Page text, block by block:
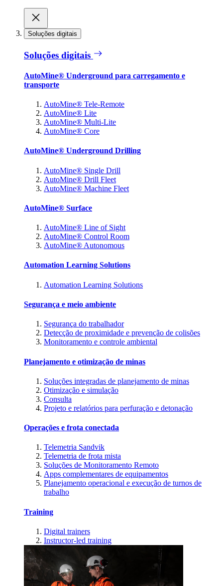
Soluções digitais
Soluções digitais
AutoMine® Underground para carregamento e
transporte
AutoMine® Tele-Remote
AutoMine® Lite
AutoMine® Multi-Lite
AutoMine® Core
AutoMine® Underground Drilling
AutoMine® Single Drill
AutoMine® Drill Fleet
AutoMine® Machine Fleet
AutoMine® Surface
AutoMine® Line of Sight
AutoMine® Control Room
AutoMine® Autonomous
Automation Learning Solutions
Automation Learning Solutions
Segurança e meio ambiente
Segurança do trabalhador
Detecção de proximidade e prevenção de colisões
Monitoramento e controle ambiental
Planejamento e otimização de minas
Soluções integradas de planejamento de minas
Otimização e simulação
Consulta
Projeto e relatórios para perfuração e detonação
Operações e frota conectada
Telemetria Sandvik
Telemetria de frota mista
Soluções de Monitoramento Remoto
Apps complementares de equipamentos
Planejamento operacional e execução de turnos de
trabalho
Training
Digital trainers
Instructor-led training